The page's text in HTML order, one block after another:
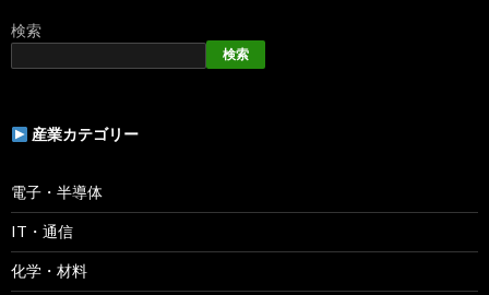
検索
検索
産業カテゴリー
電子・半導体
IT・通信
化学・材料